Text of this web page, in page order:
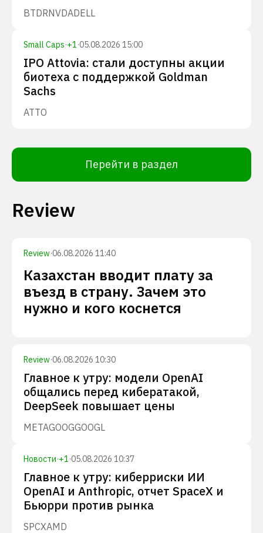
BTDRNVDADELL
Small Caps·+1·05.08.2026 15:00
IPO Attovia: стали доступны акции
биотеха с поддержкой Goldman
Sachs
ATTO
Перейти в раздел
Review
Review·06.08.2026 11:40
Казахстан вводит плату за
въезд в страну. Зачем это
нужно и кого коснется
Review·06.08.2026 10:30
Главное к утру: модели OpenAI
общались перед кибератакой,
DeepSeek повышает цены
METAGOOGGOOGL
Новости·+1·05.08.2026 10:37
Главное к утру: киберриски ИИ
OpenAI и Anthropic, отчет SpaceX и
Бьюрри против рынка
SPCXAMD